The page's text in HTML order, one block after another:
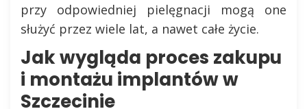
przy odpowiedniej pielęgnacji mogą one
służyć przez wiele lat, a nawet całe życie.
Jak wygląda proces zakupu
i montażu implantów w
Szczecinie